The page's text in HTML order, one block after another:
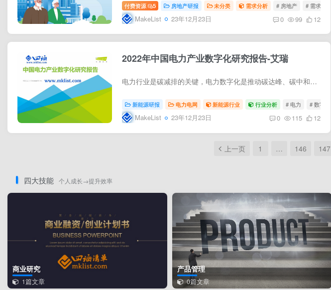
付费资源 5 房地产研报 未分类 需求分析 # 房地产 # 需求洞察
MakeList 23年12月23日 0 99 12
2022年中国电力产业数字化研究报告-艾瑞
电力行业是碳减排的关键，电力数字化是推动碳达峰、碳中和目标如期实现的重要一环。传统电力产业“发-输-变- 配-用”各节点彼此孤立，难以协同，导致电力生产效率低，难以产生高经济效益。5G、A...
新能源研报 电力电网 新能源行业 行业分析 # 电力 # 数字化
MakeList 23年12月23日 0 115 12
上一页 1 … 146 147
四大技能 个人成长→提升效率
商业研究
1篇文章
产品管理
0篇文章